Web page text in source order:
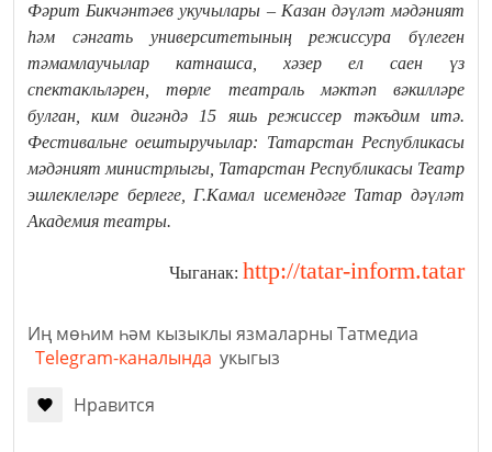
Фәрит Бикчәнтәев укучылары – Казан дәүләт мәдәният
һәм сәнгать университетының режиссура бүлеген
тәмамлаучылар катнашса, хәзер ел саен үз
спектакльләрен, төрле театраль мәктәп вәкилләре
булган, ким дигәндә 15 яшь режиссер тәкъдим итә.
Фестивальне оештыручылар: Татарстан Республикасы
мәдәният министрлыгы, Татарстан Республикасы Театр
эшлеклеләре берлеге, Г.Камал исемендәге Татар дәүләт
Академия театры.
Чыганак: http://tatar-inform.tatar
Иң мөһим һәм кызыклы язмаларны Татмедиа
Telegram-каналында укыгыз
Нравится